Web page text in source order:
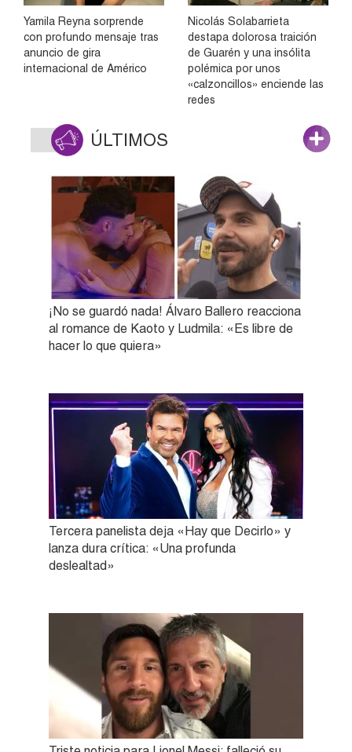
Yamila Reyna sorprende
con profundo mensaje tras
anuncio de gira
internacional de Américo
Nicolás Solabarrieta
destapa dolorosa traición
de Guarén y una insólita
polémica por unos
«calzoncillos» enciende las
redes
ÚLTIMOS
¡No se guardó nada! Álvaro Ballero reacciona
al romance de Kaoto y Ludmila: «Es libre de
hacer lo que quiera»
Tercera panelista deja «Hay que Decirlo» y
lanza dura crítica: «Una profunda
deslealtad»